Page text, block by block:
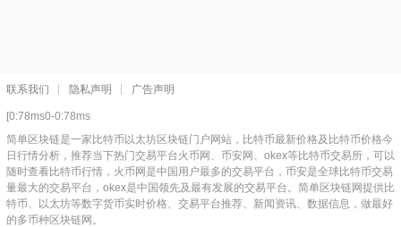
联系我们 隐私声明 广告声明
[0:78ms0-0:78ms
简单区块链是一家比特币以太坊区块链门户网站，比特币最新价格及比特币价格今
日行情分析，推荐当下热门交易平台火币网、币安网、okex等比特币交易所，可以
随时查看比特币行情，火币网是中国用户最多的交易平台，币安是全球比特币交易
量最大的交易平台，okex是中国领先及最有发展的交易平台。简单区块链网提供比
特币、以太坊等数字货币实时价格、交易平台推荐、新闻资讯、数据信息，做最好
的多币种区块链网。